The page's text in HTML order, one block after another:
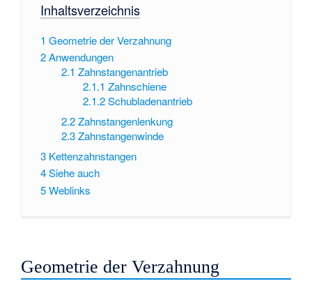
Inhaltsverzeichnis
1 Geometrie der Verzahnung
2Anwendungen
2.1 Zahnstangenantrieb
2.1.1 Zahnschiene
2.1.2 Schubladenantrieb
2.2 Zahnstangenlenkung
2.3 Zahnstangenwinde
3 Kettenzahnstangen
4Siehe auch
5Weblinks
Geometrie der Verzahnung